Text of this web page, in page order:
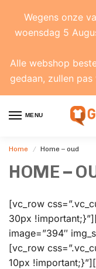
MENU
Home / Home – oud
HOME –
[vc_row
30px
image=”394″
[vc_row
10px
Wegens onze
woensdag 5
Alle webshop
gedaan, zullen